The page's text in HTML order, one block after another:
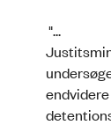
"...